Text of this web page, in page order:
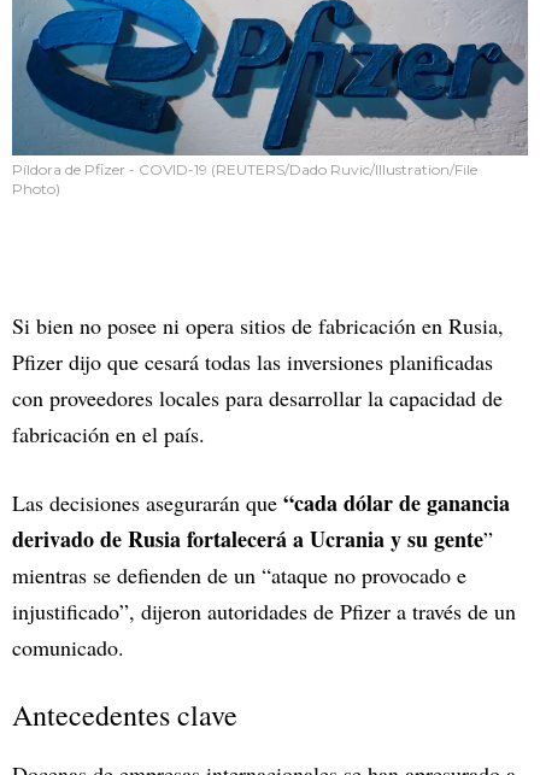
Píldora de Pfizer - COVID-19 (REUTERS/Dado Ruvic/Illustration/File
Photo)
Si bien no posee ni opera sitios de fabricación en Rusia,
Pfizer dijo que cesará todas las inversiones planificadas
con proveedores locales para desarrollar la capacidad de
fabricación en el país.
Las decisiones asegurarán que “cada dólar de ganancia
derivado de Rusia fortalecerá a Ucrania y su gente”
mientras se defienden de un “ataque no provocado e
injustificado”, dijeron autoridades de Pfizer a través de un
comunicado.
Antecedentes clave